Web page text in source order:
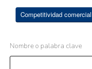
Competitividad comercial
Nombre o palabra clave